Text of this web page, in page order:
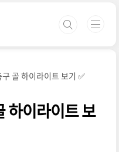
골 하이라이트 보기 ✅
하이라이트 보